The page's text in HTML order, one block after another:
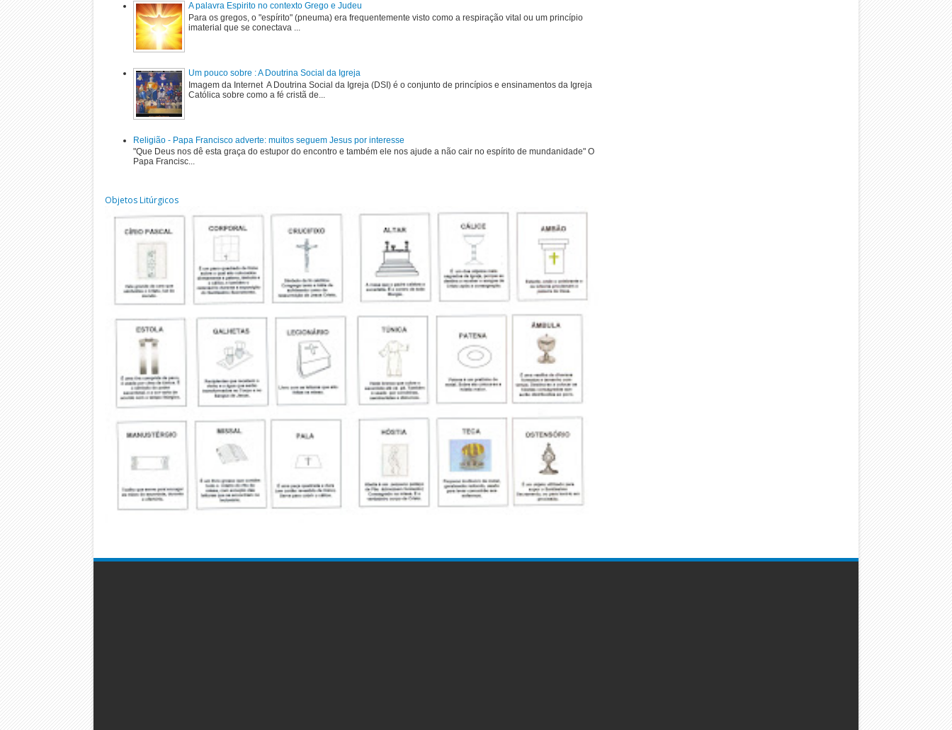
A palavra Espirito no contexto Grego e Judeu
Para os gregos, o "espírito" (pneuma) era frequentemente visto como a respiração vital ou um princípio
imaterial que se conectava ...
Um pouco sobre : A Doutrina Social da Igreja
Imagem da Internet A Doutrina Social da Igreja (DSI) é o conjunto de princípios e ensinamentos da Igreja
Católica sobre como a fé cristã de...
Religião - Papa Francisco adverte: muitos seguem Jesus por interesse
"Que Deus nos dê esta graça do estupor do encontro e também ele nos ajude a não cair no espírito de mundanidade" O
Papa Francisc...
Objetos Litúrgicos